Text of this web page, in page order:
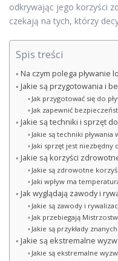
odkrywając jego korzyści
czekają na tych, którzy
Spis treści
Na czym polega pływanie
Jakie są przygotowania i
Jak przygotować się do
Jak zapewnić
Jakie są techniki i sprzęt
Jakie są techniki
Jaki sprzęt jest niezbędny
Jakie są korzyści
Jakie są zdrowotne
Jaki wpływ ma
Jak wyglądają zawody i
Jakie są zawody i
Jak przebiegają
Jakie są przykłady
Jakie są ekstremalne
Jakie są ekstremalne